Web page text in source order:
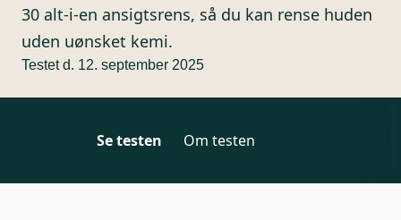
30 alt-i-en ansigtsrens, så du kan rense huden
uden uønsket kemi.
Testet d. 12. september 2025
Se testen Om testen